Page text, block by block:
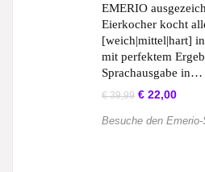
EMERIO
Eierkocher kocht
[weich|mittel|hart]
mit perfektem
Sprachausgabe in…
€39,99 € 22,00
Besuche den Emerio-